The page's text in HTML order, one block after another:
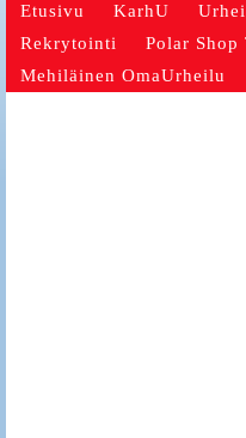
Etusivu KarhU
Rekrytointi
Polar Shop
Mehiläinen OmaUrheilu